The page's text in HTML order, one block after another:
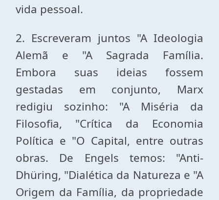
vida pessoal.
2. Escreveram juntos "A Ideologia
Alemã e "A Sagrada Família.
Embora suas ideias fossem
gestadas em conjunto, Marx
redigiu sozinho: "A Miséria da
Filosofia, "Crítica da Economia
Política e "O Capital, entre outras
obras. De Engels temos: "Anti-
Dhüring, "Dialética da Natureza e "A
Origem da Família, da propriedade